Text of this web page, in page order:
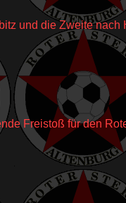
und die Zweite nach
Freistoß für den